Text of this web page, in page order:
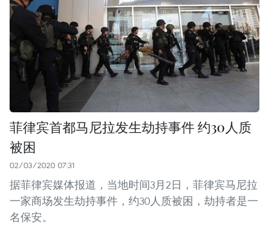
菲律宾首都马尼拉发生劫持事件 约30人质
被困
02/03/2020 07:31
据菲律宾媒体报道，当地时间3月2日，菲律宾马尼拉
一家商场发生劫持事件，约30人质被困，劫持者是一
名保安。